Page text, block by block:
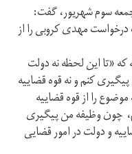
جمعه سوم شهریور، گفت:
مهدی کروبی را از
که «تا این لحظه نه دولت
کنم و نه قوه قضاییه
را از قوه قضاییه
چون وظیفه من پیگیری
و دولت در امور قضایی